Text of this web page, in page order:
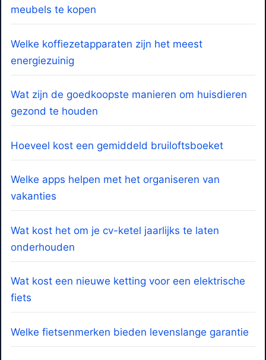
meubels te kopen
Welke koffiezetapparaten zijn het meest
energiezuinig
Wat zijn de goedkoopste manieren om huisdieren
gezond te houden
Hoeveel kost een gemiddeld bruiloftsboeket
Welke apps helpen met het organiseren van
vakanties
Wat kost het om je cv-ketel jaarlijks te laten
onderhouden
Wat kost een nieuwe ketting voor een elektrische
fiets
Welke fietsenmerken bieden levenslange garantie